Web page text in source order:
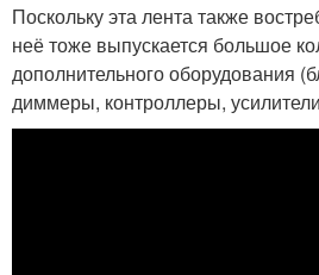
Поскольку эта лента также
неё тоже выпускается большое
дополнительного оборудования
диммеры, контроллеры,